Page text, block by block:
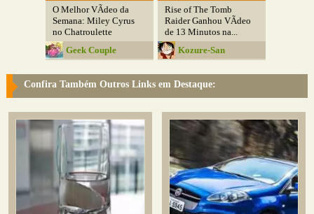
O Melhor VÃ­deo da
Semana: Miley Cyrus
no Chatroulette
Geek Couple
Rise of The Tomb
Raider Ganhou VÃ­deo
de 13 Minutos na...
Kozure-San
Confira Também Outros Links em Destaque: